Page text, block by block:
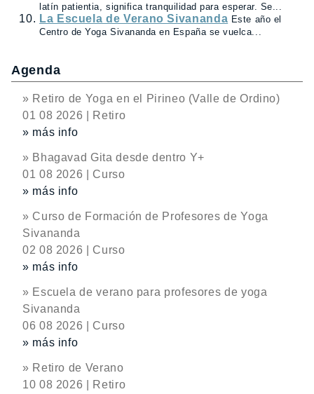
latín patientia, significa tranquilidad para esperar. Se...
La Escuela de Verano Sivananda Este año el
Centro de Yoga Sivananda en España se vuelca...
Agenda
» Retiro de Yoga en el Pirineo (Valle de Ordino)
01 08 2026 | Retiro
» más info
» Bhagavad Gita desde dentro Y+
01 08 2026 | Curso
» más info
» Curso de Formación de Profesores de Yoga
Sivananda
02 08 2026 | Curso
» más info
» Escuela de verano para profesores de yoga
Sivananda
06 08 2026 | Curso
» más info
» Retiro de Verano
10 08 2026 | Retiro